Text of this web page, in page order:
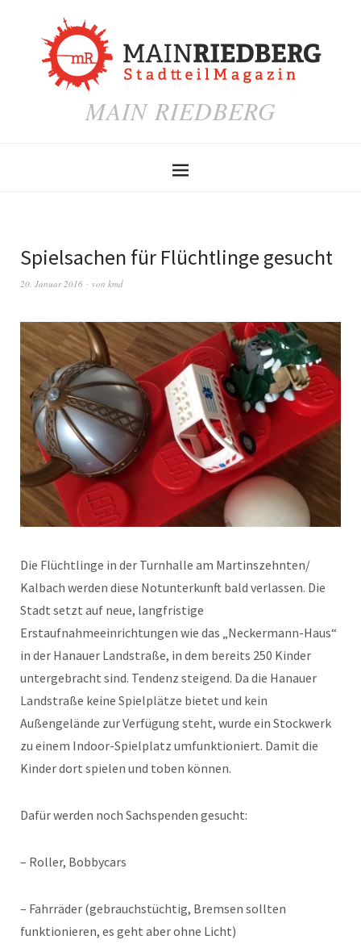
MAIN RIEDBERG
Spielsachen für Flüchtlinge gesucht
20. Januar 2016 von kmd
Die Flüchtlinge in der Turnhalle am Martinszehnten/
Kalbach werden diese Notunterkunft bald verlassen. Die
Stadt setzt auf neue, langfristige
Erstaufnahmeeinrichtungen wie das „Neckermann-Haus“
in der Hanauer Landstraße, in dem bereits 250 Kinder
untergebracht sind. Tendenz steigend. Da die Hanauer
Landstraße keine Spielplätze bietet und kein
Außengelände zur Verfügung steht, wurde ein Stockwerk
zu einem Indoor-Spielplatz umfunktioniert. Damit die
Kinder dort spielen und toben können.
Dafür werden noch Sachspenden gesucht:
– Roller, Bobbycars
– Fahrräder (gebrauchstüchtig, Bremsen sollten
funktionieren, es geht aber ohne Licht)